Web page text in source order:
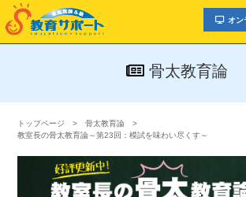
オン
骨太教育論
トップページ
骨太教育論
教室長の骨太教育論～第23回：模試を味わい尽くす～